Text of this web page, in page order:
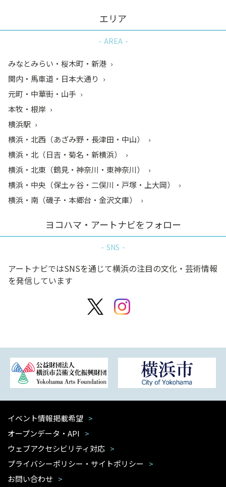
エリア
AREA
みなとみらい・桜木町・新港
関内・馬車道・日本大通り
元町・中華街・山手
本牧・根岸
横浜駅
横浜・北西（あざみ野・長津田・中山）
横浜・北（日吉・菊名・新横浜）
横浜・北東（鶴見・神奈川・東神奈川）
横浜・中央（保土ヶ谷・二俣川・戸塚・上大岡）
横浜・南（磯子・本郷台・金沢文庫）
ヨコハマ・アートナビをフォロー
SNS
アートナビではSNSを通じて横浜の注目の文化・芸術情報
を発信しています
イベント情報掲載希望
オープンデータ・API
ウェブアクセシビリティ対応
プライバシーポリシー・サイトポリシー
お問い合わせ